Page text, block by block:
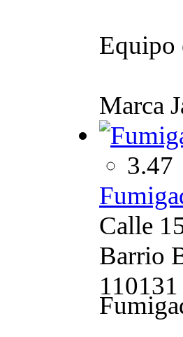
Equipo
Marca
3.47
Calle
Barrio
110131